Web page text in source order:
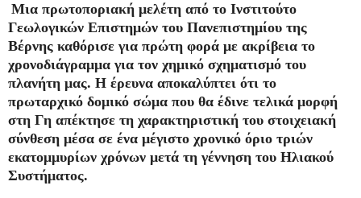
Μια πρωτοποριακή μελέτη από το Ινστιτούτο
Γεωλογικών Επιστημών του Πανεπιστημίου της
Βέρνης καθόρισε για πρώτη φορά με ακρίβεια το
χρονοδιάγραμμα για τον χημικό σχηματισμό του
πλανήτη μας. Η έρευνα αποκαλύπτει ότι το
πρωταρχικό δομικό σώμα που θα έδινε τελικά μορφή
στη Γη απέκτησε τη χαρακτηριστική του στοιχειακή
σύνθεση μέσα σε ένα μέγιστο χρονικό όριο τριών
εκατομμυρίων χρόνων μετά τη γέννηση του Ηλιακού
Συστήματος.